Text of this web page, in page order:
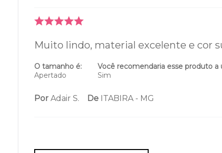
Muito lindo, material excelente e cor
O tamanho é:
Apertado
Você recomendaria esse produto a
Sim
Por Adair S. De ITABIRA - MG